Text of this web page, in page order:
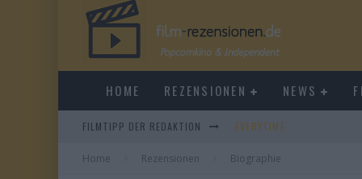
HOME REZENSIONEN NEWS
FILMTIPP DER REDAKTION
EVERYTIME
WHAM! – 10 DAYS IN CHINA
IM SPIEGEL MEINER MUTTER
Home Rezensionen Biographie